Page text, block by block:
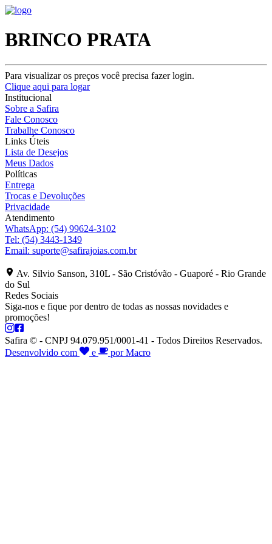
BRINCO PRATA
Para visualizar os preços você precisa fazer login.
Clique aqui para logar
Institucional
Sobre a Safira
Fale Conosco
Trabalhe Conosco
Links Úteis
Lista de Desejos
Meus Dados
Políticas
Entrega
Trocas e Devoluções
Privacidade
Atendimento
WhatsApp: (54) 99624-3102
Tel: (54) 3443-1349
Email: suporte@safirajoias.com.br
Av. Silvio Sanson, 310L - São Cristóvão - Guaporé - Rio Grande
do Sul
Redes Sociais
Siga-nos e fique por dentro de todas as nossas novidades e
promoções!
Safira © - CNPJ 94.079.951/0001-41 - Todos Direitos Reservados.
Desenvolvido com
e por Macro